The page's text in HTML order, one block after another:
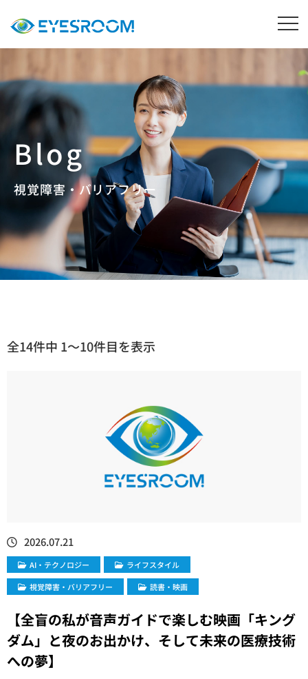
視覚障害・バリアフリー
全14件中 1〜10件目を表示
2026.07.21
​AI・テクノロジー
ライフスタイル
視覚障害・バリアフリー
読書・映画
【全盲の私が音声ガイドで楽しむ映画「キング
ダム」と夜のお出かけ、そして未来の医療技術
への夢】